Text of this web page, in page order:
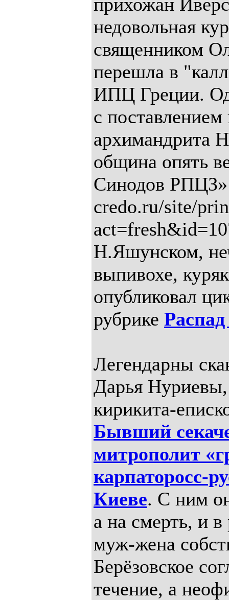
недовольная
священником
перешла в
ИПЦ Греции.
с
архимандрита
община опять
Синодов
credo.ru/site/
Н.Яшунском,
выпивохе,
опубликовал
рубрике
Легендарны
Дарья
кирикита-
Бывший
митрополит
карпаторосс-
Киеве. С ним
а на смерть, и в
муж-жена
Берёзовское
течение, а